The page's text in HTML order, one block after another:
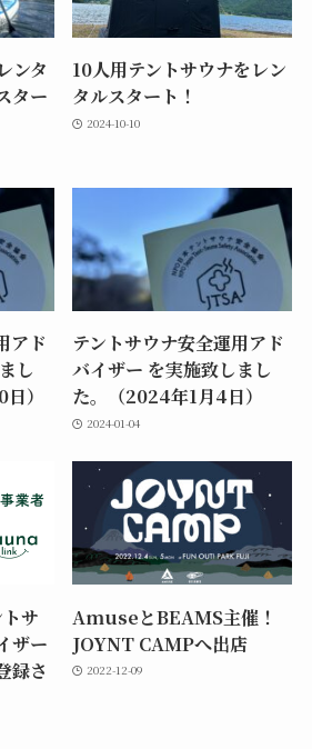
ンタ
ター
10人用テントサウナをレン
タルスタート！
2024-10-10
アド
し
）
テントサウナ安全運用アド
バイザー を実施致しまし
た。（2024年1月4日）
2024-01-04
サ
ザー
録さ
AmuseとBEAMS主催！
JOYNT CAMPへ出店
2022-12-09